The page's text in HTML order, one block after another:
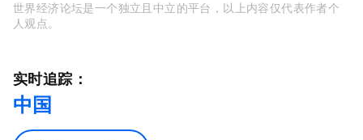
世界经济论坛是一个独立且中立的平台，以上内容仅代表作者个
人观点。
实时追踪：
中国